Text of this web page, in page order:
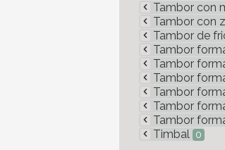
Tambor con
Tambor con
Tambor de
Tambor
Tambor
Tambor
Tambor
Tambor
Tambor
Timbal 0